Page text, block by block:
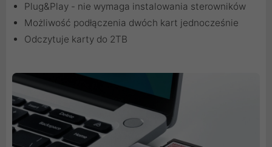
Plug&Play - nie wymaga instalowania sterowników
Możliwość podłączenia dwóch kart jednocześnie
Odczytuje karty do 2TB